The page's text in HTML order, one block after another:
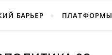
БАРЬЕР ПЛАТФОРМЫ